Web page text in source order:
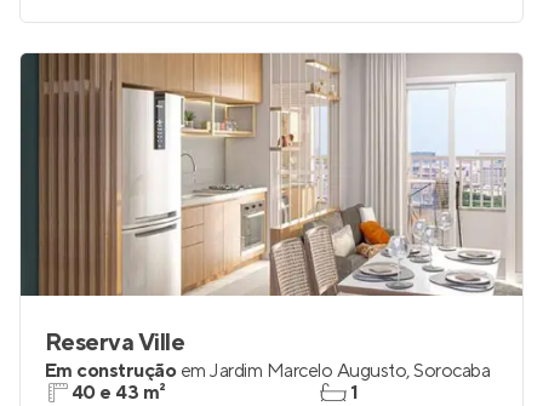
Reserva Ville
Em construção em Jardim Marcelo Augusto,Sorocaba
40 e 43 m²
1